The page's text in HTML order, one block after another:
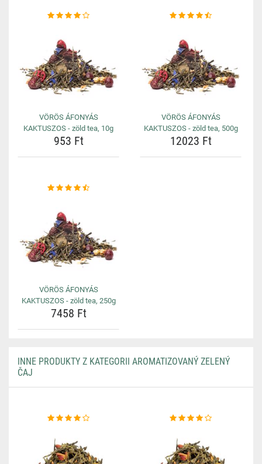
VÖRÖS ÁFONYÁS
KAKTUSZOS - zöld tea, 10g
953 Ft
VÖRÖS ÁFONYÁS
KAKTUSZOS - zöld tea, 500g
12023 Ft
VÖRÖS ÁFONYÁS
KAKTUSZOS - zöld tea, 250g
7458 Ft
INNE PRODUKTY Z KATEGORII AROMATIZOVANÝ ZELENÝ
ČAJ